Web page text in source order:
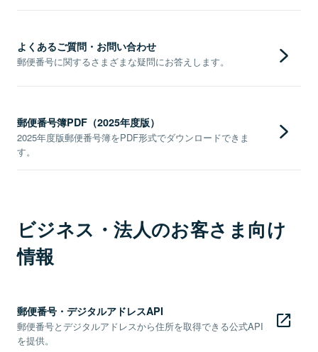
よくあるご質問・お問い合わせ
郵便番号に関するさまざまな疑問にお答えします。
郵便番号簿PDF（2025年度版）
2025年度版郵便番号簿をPDF形式でダウンロードできま
す。
ビジネス・法人のお客さま向け
情報
郵便番号・デジタルアドレスAPI
郵便番号とデジタルアドレスから住所を取得できる公式API
を提供。